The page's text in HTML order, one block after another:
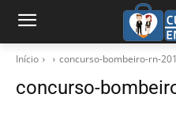
Início concurso-bombeiro-rn-
concurso-